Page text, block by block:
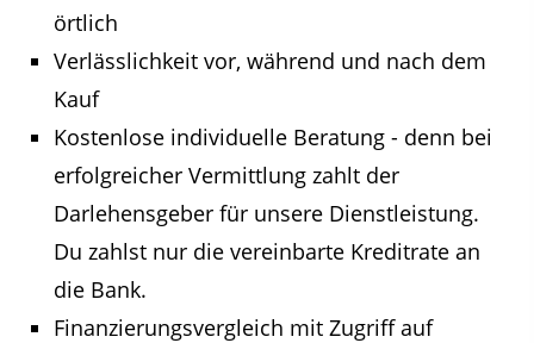
örtlich
Verlässlichkeit vor, während und nach dem
Kauf
Kostenlose individuelle Beratung - denn bei
erfolgreicher Vermittlung zahlt der
Darlehensgeber für unsere Dienstleistung.
Du zahlst nur die vereinbarte Kreditrate an
die Bank.
Finanzierungsvergleich mit Zugriff auf